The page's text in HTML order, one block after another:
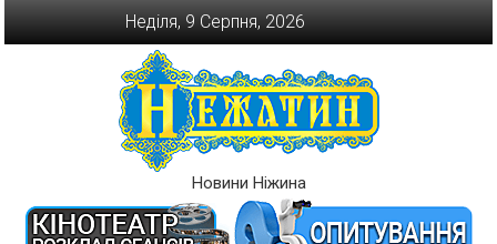
Неділя, 9 Серпня, 2026
Новини Ніжина